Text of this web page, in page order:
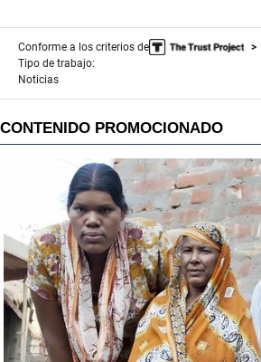
Conforme a los criterios de
Tipo de trabajo:
Noticias